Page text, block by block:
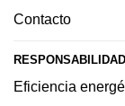
Contacto
Eficiencia